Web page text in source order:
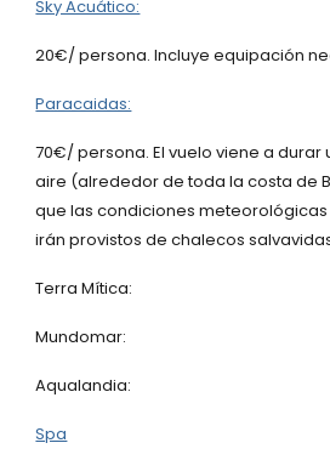
Sky Acuático:
20€/ persona. Incluye equipación
Paracaidas:
70€/ persona. El vuelo viene a durar
aire (alrededor de toda la costa de
que las condiciones
irán provistos de chalecos
Terra Mítica:
Mundomar:
Aqualandia:
Spa